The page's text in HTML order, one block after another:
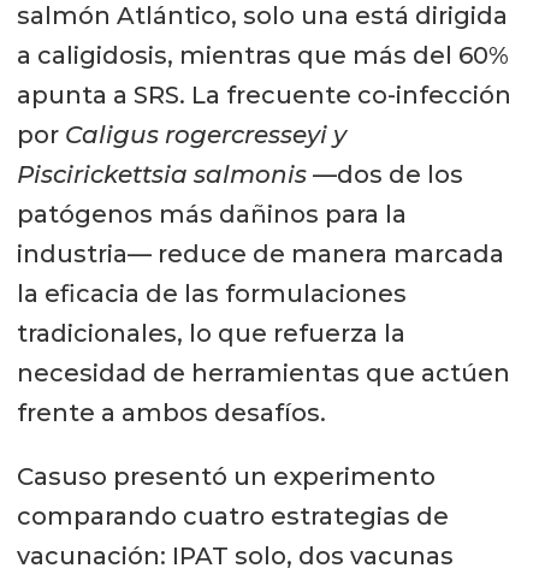
salmón Atlántico, solo una está dirigida
a caligidosis, mientras que más del 60%
apunta a SRS. La frecuente co-infección
por Caligus rogercresseyi y
Piscirickettsia salmonis—dos de los
patógenos más dañinos para la
industria— reduce de manera marcada
la eficacia de las formulaciones
tradicionales, lo que refuerza la
necesidad de herramientas que actúen
frente a ambos desafíos.
Casuso presentó un experimento
comparando cuatro estrategias de
vacunación: IPAT solo, dos vacunas